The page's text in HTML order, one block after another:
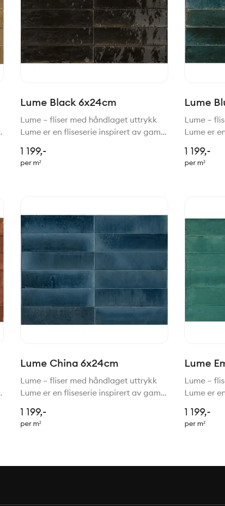
Lume Black 6x24cm
Lume – fliser med håndlaget uttrykk
Lume er en fliseserie inspirert av gamle
gjenskapt med moderne teknologi.
Resultatet er en vakker kombinasjon
1 199,-
per m²
Lume
Lume –
Lume er
gjenskapt
Resultatet
1 199,-
per m²
Lume China 6x24cm
Lume – fliser med håndlaget uttrykk
Lume er en fliseserie inspirert av gamle
gjenskapt med moderne teknologi.
Resultatet er en vakker kombinasjon
1 199,-
per m²
Lume
Lume –
Lume er
gjenskapt
Resultatet
1 199,-
per m²